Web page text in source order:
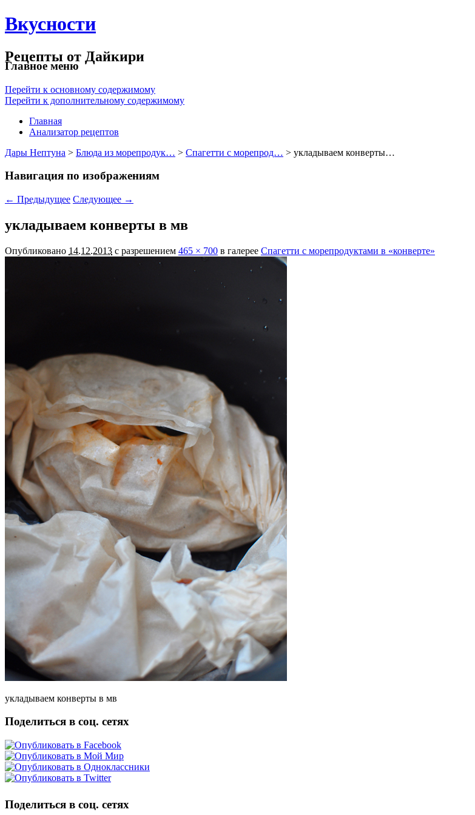
Вкусности
Рецепты от Дайкири
Главное меню
Перейти к основному содержимому
Перейти к дополнительному содержимому
Главная
Анализатор рецептов
Дары Нептуна > Блюда из морепродук… > Спагетти с морепрод… > укладываем конверты…
Навигация по изображениям
← Предыдущее Следующее →
укладываем конверты в мв
Опубликовано 14.12.2013 с разрешением 465 × 700 в галерее Спагетти с морепродуктами в «конверте»
укладываем конверты в мв
Поделиться в соц. сетях
Поделиться в соц. сетях